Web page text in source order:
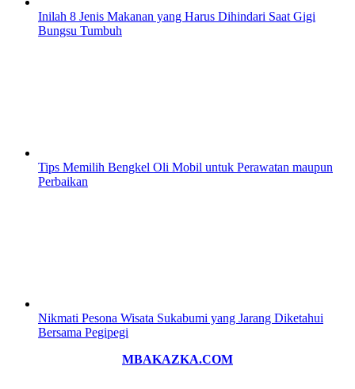
Inilah 8 Jenis Makanan yang Harus Dihindari Saat Gigi
Bungsu Tumbuh
Tips Memilih Bengkel Oli Mobil untuk Perawatan maupun
Perbaikan
Nikmati Pesona Wisata Sukabumi yang Jarang Diketahui
Bersama Pegipegi
MBAKAZKA.COM